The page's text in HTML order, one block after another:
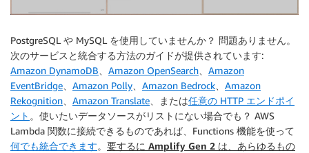
PostgreSQL や MySQL を使用していませんか？ 問題ありません。
次のサービスと統合する方法のガイドが提供されています:
Amazon DynamoDB
Amazon OpenSearch
Amazon
EventBridge
Amazon Polly Amazon Bedrock
Amazon
Rekognition
Amazon Translate 、または任意の HTTP エンドポイ
ント 。使いたいデータソースがリストにない場合でも？ AWS
Lambda 関数に接続できるものであれば、Functions 機能を使って
何でも統合できます。 要するに Amplify Gen 2 は、あらゆるもの